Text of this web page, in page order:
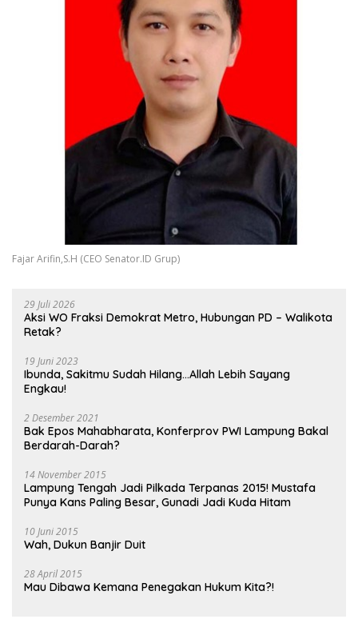
Fajar Arifin,S.H (CEO Senator.ID Grup)
29 Juli 2026
Aksi WO Fraksi Demokrat Metro, Hubungan PD – Walikota
Retak?
19 Juni 2023
Ibunda, Sakitmu Sudah Hilang…Allah Lebih Sayang
Engkau!
2 Desember 2021
Bak Epos Mahabharata, Konferprov PWI Lampung Bakal
Berdarah-Darah?
14 November 2015
Lampung Tengah Jadi Pilkada Terpanas 2015! Mustafa
Punya Kans Paling Besar, Gunadi Jadi Kuda Hitam
10 Juni 2015
Wah, Dukun Banjir Duit
28 April 2015
Mau Dibawa Kemana Penegakan Hukum Kita?!